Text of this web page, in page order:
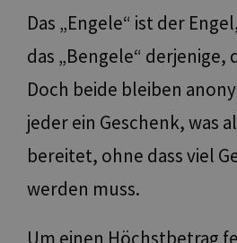
Das „Engele“ ist der
das „Bengele“ derjenige,
Doch beide bleiben
jeder ein Geschenk, was
bereitet, ohne dass viel
werden muss.